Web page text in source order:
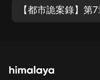
【都市詭案錄】第